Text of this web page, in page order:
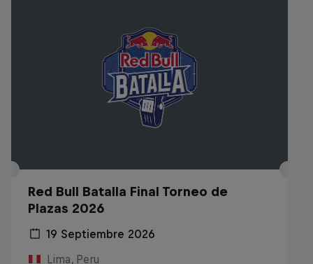
Red Bull Batalla Final Torneo de
Plazas 2026
19 Septiembre 2026
Lima, Peru